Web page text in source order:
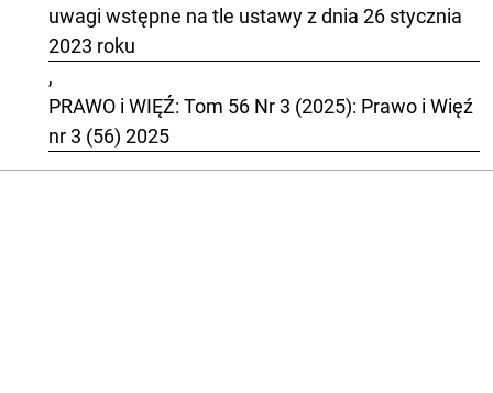
uwagi wstępne na tle ustawy z dnia 26 stycznia
2023 roku
,
PRAWO i WIĘŹ: Tom 56 Nr 3 (2025): Prawo i Więź
nr 3 (56) 2025